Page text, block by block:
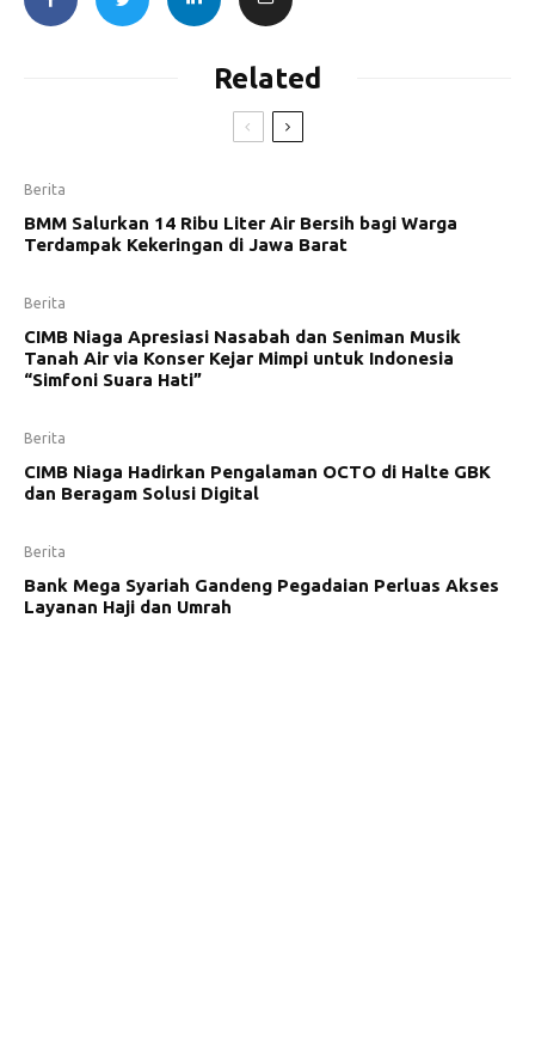
Related
Berita
BMM Salurkan 14 Ribu Liter Air Bersih bagi Warga
Terdampak Kekeringan di Jawa Barat
Berita
CIMB Niaga Apresiasi Nasabah dan Seniman Musik
Tanah Air via Konser Kejar Mimpi untuk Indonesia
“Simfoni Suara Hati”
Berita
CIMB Niaga Hadirkan Pengalaman OCTO di Halte GBK
dan Beragam Solusi Digital
Berita
Bank Mega Syariah Gandeng Pegadaian Perluas Akses
Layanan Haji dan Umrah